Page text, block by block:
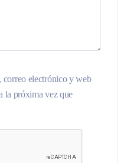
correo electrónico y web
la próxima vez que